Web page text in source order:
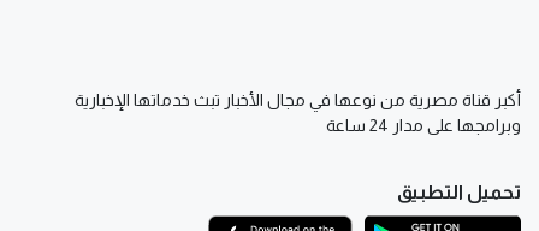
أكبر قناة مصرية من نوعها في مجال الأخبار تبث خدماتها الإخبارية
وبرامجها على مدار 24 ساعة
تحميل التطبيق